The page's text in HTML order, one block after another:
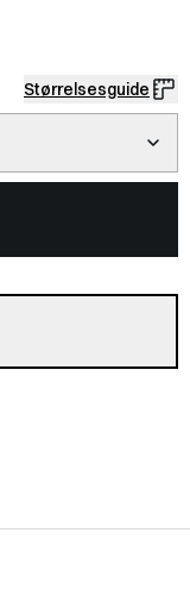
Størrelsesguide